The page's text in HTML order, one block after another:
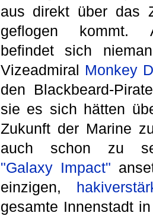
aus direkt über das
geflogen kommt.
befindet sich
Vizeadmiral Monkey
den Blackbeard-
sie es sich hätten
Zukunft der Marine
auch schon zu
"Galaxy Impact"
einzigen,
gesamte Innenstadt